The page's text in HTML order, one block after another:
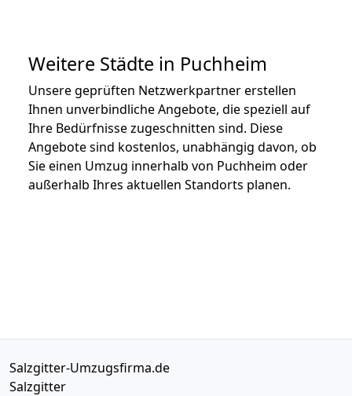
Weitere Städte in Puchheim
Unsere geprüften Netzwerkpartner erstellen
Ihnen unverbindliche Angebote, die speziell auf
Ihre Bedürfnisse zugeschnitten sind. Diese
Angebote sind kostenlos, unabhängig davon, ob
Sie einen Umzug innerhalb von Puchheim oder
außerhalb Ihres aktuellen Standorts planen.
Salzgitter-Umzugsfirma.de
Salzgitter